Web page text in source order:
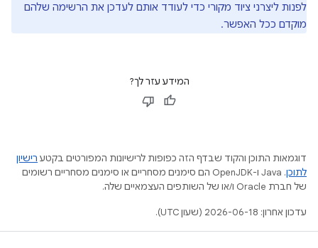
לפנות ליצרני ציוד מקורי כדי לעודד אותם לעדכן את הרשימה שלהם
מוקדם ככל האפשר.
המידע עזר לך?
דוגמאות התוכן והקוד שבדף הזה כפופות לרישיונות המפורטים בקטע רישיון
לתוכן
.‏ Java ו-OpenJDK הם סימנים מסחריים או סימנים מסחריים רשומים
של חברת Oracle ו/או של השותפים העצמאיים שלה.
עדכון אחרון: 2026-06-18 (שעון UTC).